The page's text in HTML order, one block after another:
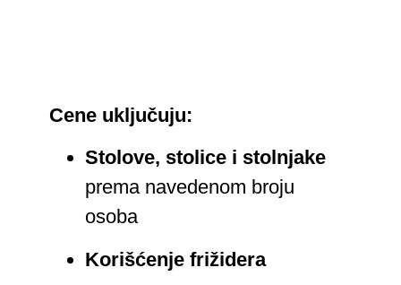
Cene uključuju:
Stolove, stolice i stolnjake
prema navedenom broju
osoba
Korišćenje frižidera